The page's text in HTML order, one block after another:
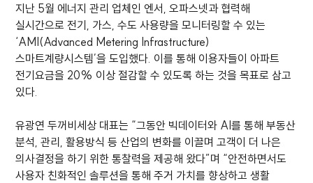
지난 5월 에너지 관리 업체인 엔서, 오파스넷과 협력해
실시간으로 전기, 가스, 수도 사용량을 모니터링할 수 있는
‘AMI(Advanced Metering Infrastructure)
스마트계량시스템’을 도입했다. 이를 통해 이용자들이 아파트
전기요금을 20% 이상 절감할 수 있도록 하는 것을 목표로 삼고
있다.
유광연 두꺼비세상 대표는 “그동안 빅데이터와 AI를 통해 부동산
분석, 관리, 활용방식 등 산업의 변화를 이끌며 고객이 더 나은
의사결정을 하기 위한 통찰력을 제공해 왔다”며 “안전하면서도
사용자 친화적인 솔루션을 통해 주거 가치를 향상하고 생활